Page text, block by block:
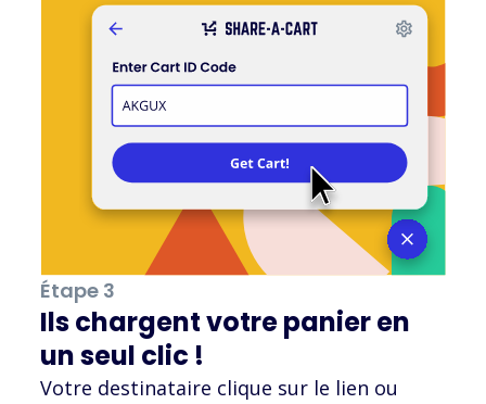
Étape 3
Ils chargent votre panier en
un seul clic !
Votre destinataire clique sur le lien ou